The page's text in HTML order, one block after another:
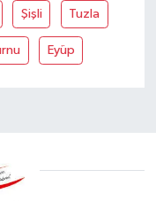
Şişli Tuzla
Eyüp